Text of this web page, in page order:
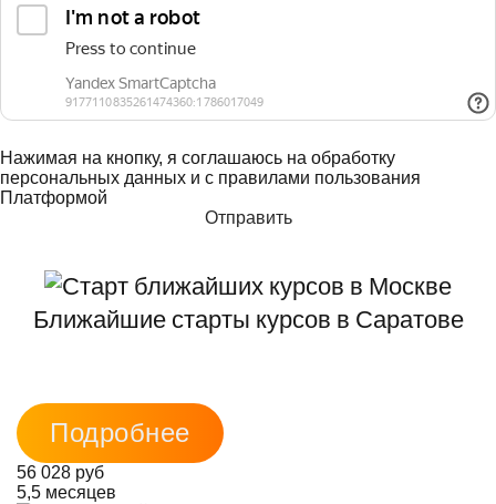
Нажимая на кнопку, я соглашаюсь на обработку
персональных данных и с правилами пользования
Платформой
Ближайшие старты курсов в Саратове
Подробнее
56 028 руб
5,5 месяцев